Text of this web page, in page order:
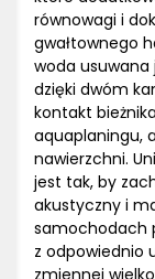
równowagi i
gwałtownego
woda usuwana
dzięki dwóm
kontakt
aquaplaningu,
nawierzchni.
jest tak, by
akustyczny i
samochodach
z odpowiednio
zmiennej